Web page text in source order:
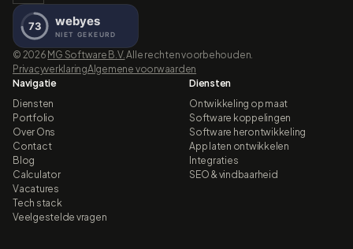
© 2026 MG Software B.V. Alle rechten voorbehouden.
PrivacyverklaringAlgemene voorwaarden
Navigatie
Diensten
Portfolio
Over Ons
Contact
Blog
Calculator
Vacatures
Tech stack
Veelgestelde vragen
Diensten
Ontwikkeling op maat
Software koppelingen
Software herontwikkeling
App laten ontwikkelen
Integraties
SEO & vindbaarheid